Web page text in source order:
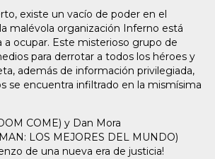
existe un vacío de poder en el
malévola organización Inferno está
a ocupar. Este misterioso grupo de
para derrotar a todos los héroes y
además de información privilegiada,
se encuentra infiltrado en la mismísima
COME) y Dan Mora
LOS MEJORES DEL MUNDO)
de una nueva era de justicia!